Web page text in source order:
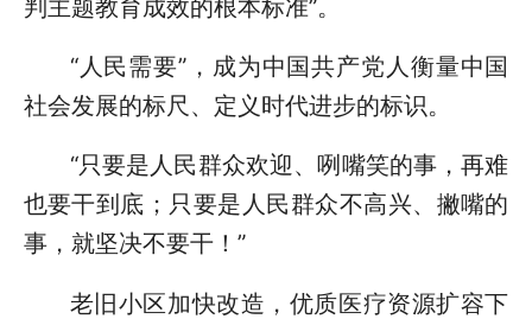
判主题教育成效的根本标准”。
“人民需要”，成为中国共产党人衡量中国
社会发展的标尺、定义时代进步的标识。
“只要是人民群众欢迎、咧嘴笑的事，再难
也要干到底；只要是人民群众不高兴、撇嘴的
事，就坚决不要干！”
老旧小区加快改造，优质医疗资源扩容下